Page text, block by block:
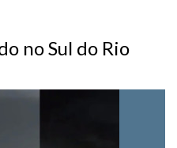
no Sul do Rio